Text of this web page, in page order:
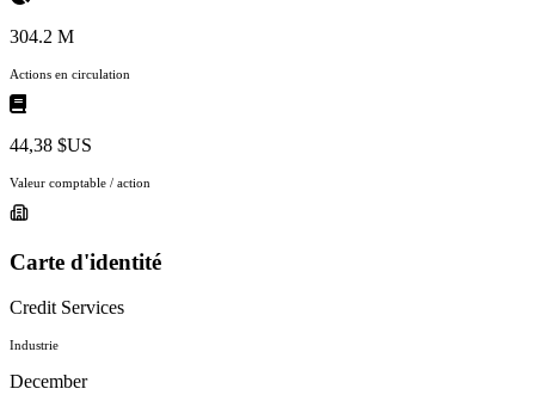
304.2 M
Actions en circulation
44,38 $US
Valeur comptable / action
Carte d'identité
Credit Services
Industrie
December